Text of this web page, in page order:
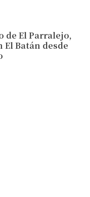
de El Parralejo,
El Batán desde